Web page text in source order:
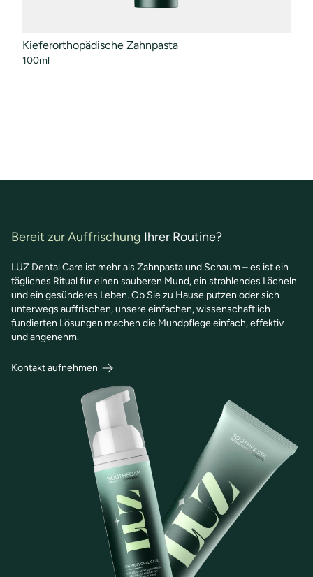
Kieferorthopädische Zahnpasta
100ml
Bereit zur Auffrischung Ihrer Routine?
LŪZ Dental Care ist mehr als Zahnpasta und Schaum – es ist ein
tägliches Ritual für einen sauberen Mund, ein strahlendes Lächeln
und ein gesünderes Leben. Ob Sie zu Hause putzen oder sich
unterwegs auffrischen, unsere einfachen, wissenschaftlich
fundierten Lösungen machen die Mundpflege einfach, effektiv
und angenehm.
Kontakt aufnehmen